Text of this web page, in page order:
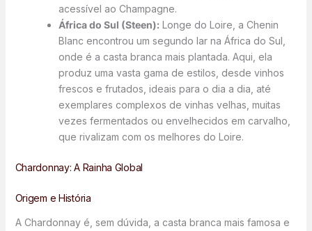
acessível ao Champagne.
África do Sul (Steen):Longe do Loire, a Chenin
Blanc encontrou um segundo lar na África do Sul,
onde é a casta branca mais plantada. Aqui, ela
produz uma vasta gama de estilos, desde vinhos
frescos e frutados, ideais para o dia a dia, até
exemplares complexos de vinhas velhas, muitas
vezes fermentados ou envelhecidos em carvalho,
que rivalizam com os melhores do Loire.
Chardonnay: A Rainha Global
Origem e História
A Chardonnay é, sem dúvida, a casta branca mais famosa e